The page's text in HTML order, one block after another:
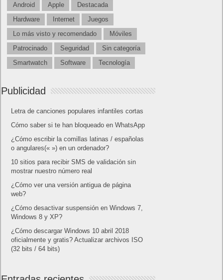
Android Apple
Destacada
Hardware
Internet
Juegos
Lo más visto y recomendado
Móviles
Patrocinado
Seguridad
Sin categoría
Smartwatch
Software Tecnología
Publicidad
Letra de canciones populares infantiles cortas
Cómo saber si te han bloqueado en WhatsApp
¿Cómo escribir la comillas latinas / españolas
o angulares(« ») en un ordenador?
10 sitios para recibir SMS de validación sin
mostrar nuestro número real
¿Cómo ver una versión antigua de página
web?
¿Cómo desactivar suspensión en Windows 7,
Windows 8 y XP?
¿Cómo descargar Windows 10 abril 2018
oficialmente y gratis? Actualizar archivos ISO
(32 bits / 64 bits)